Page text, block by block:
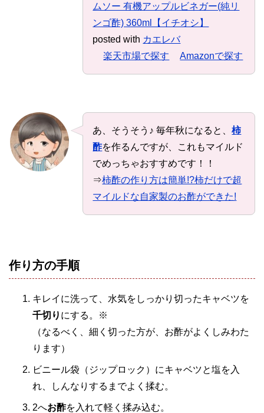
ムソー 有機アップルビネガー(純リ
ンゴ酢) 360ml【イチオシ】
posted with カエレバ
楽天市場で探す
Amazonで探す
あ、そうそう♪ 毎年秋になると、柿
酢を作るんですが、これもマイルド
でめっちゃおすすめです！！
⇒柿酢の作り方は簡単!?柿だけで超
マイルドな自家製のお酢ができた!
作り方の手順
キレイに洗って、水気をしっかり切ったキャベツを
千切り にする。※
（なるべく、細く切った方が、お酢がよくしみわた
ります）
ビニール袋（ジップロック）にキャベツと塩を入
れ、しんなりするまでよく揉む。
2へお酢を入れて軽く揉み込む。